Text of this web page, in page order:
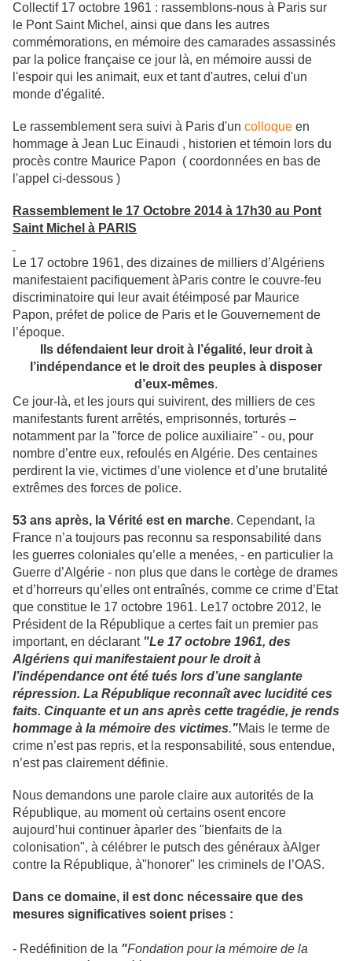
Collectif 17 octobre 1961 : rassemblons-nous à Paris sur
le Pont Saint Michel, ainsi que dans les autres
commémorations, en mémoire des camarades assassinés
par la police française ce jour là, en mémoire aussi de
l'espoir qui les animait, eux et tant d'autres, celui d'un
monde d'égalité.
Le rassemblement sera suivi à Paris d'un colloque en
hommage à Jean Luc Einaudi , historien et témoin lors du
procès contre Maurice Papon ( coordonnées en bas de
l'appel ci-dessous )
Rassemblement le 17 Octobre 2014 à 17h30 au Pont
Saint Michel à PARIS
Le 17 octobre 1961, des dizaines de milliers d’Algériens
manifestaient pacifiquement àParis contre le couvre-feu
discriminatoire qui leur avait étéimposé par Maurice
Papon, préfet de police de Paris et le Gouvernement de
l’époque.
Ils défendaient leur droit à l’égalité, leur droit à
l’indépendance et le droit des peuples à disposer
d’eux-mêmes.
Ce jour-là, et les jours qui suivirent, des milliers de ces
manifestants furent arrêtés, emprisonnés, torturés –
notamment par la "force de police auxiliaire" - ou, pour
nombre d’entre eux, refoulés en Algérie. Des centaines
perdirent la vie, victimes d’une violence et d’une brutalité
extrêmes des forces de police.
53 ans après, la Vérité est en marche. Cependant, la
France n’a toujours pas reconnu sa responsabilité dans
les guerres coloniales qu’elle a menées, - en particulier la
Guerre d’Algérie - non plus que dans le cortège de drames
et d’horreurs qu’elles ont entraînés, comme ce crime d’Etat
que constitue le 17 octobre 1961. Le17 octobre 2012, le
Président de la République a certes fait un premier pas
important, en déclarant "Le 17 octobre 1961, des
Algériens qui manifestaient pour le droit à
l’indépendance ont été tués lors d’une sanglante
répression. La République reconnaît avec lucidité ces
faits. Cinquante et un ans après cette tragédie, je rends
hommage à la mémoire des victimes."Mais le terme de
crime n’est pas repris, et la responsabilité, sous entendue,
n’est pas clairement définie.
Nous demandons une parole claire aux autorités de la
République, au moment où certains osent encore
aujourd’hui continuer àparler des "bienfaits de la
colonisation", à célébrer le putsch des généraux àAlger
contre la République, à"honorer" les criminels de l’OAS.
Dans ce domaine, il est donc nécessaire que des
mesures significatives soient prises :
- Redéfinition de la "Fondation pour la mémoire de la